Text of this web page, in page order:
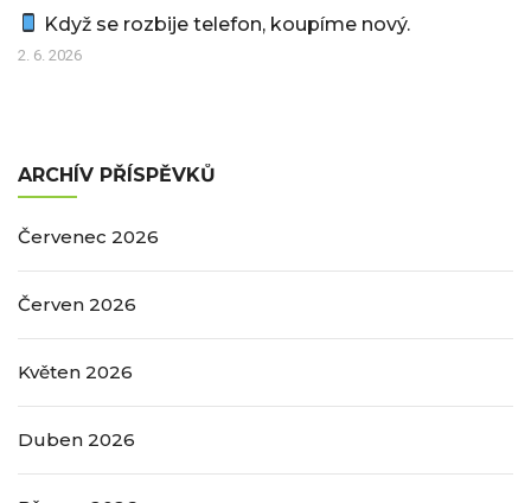
Když se rozbije telefon, koupíme nový.
2. 6. 2026
ARCHÍV PŘÍSPĚVKŮ
Červenec 2026
Červen 2026
Květen 2026
Duben 2026